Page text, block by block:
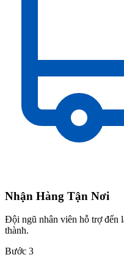
Nhận Hàng Tận Nơi
Đội ngũ nhân viên hỗ trợ đến
thành.
Bước 3